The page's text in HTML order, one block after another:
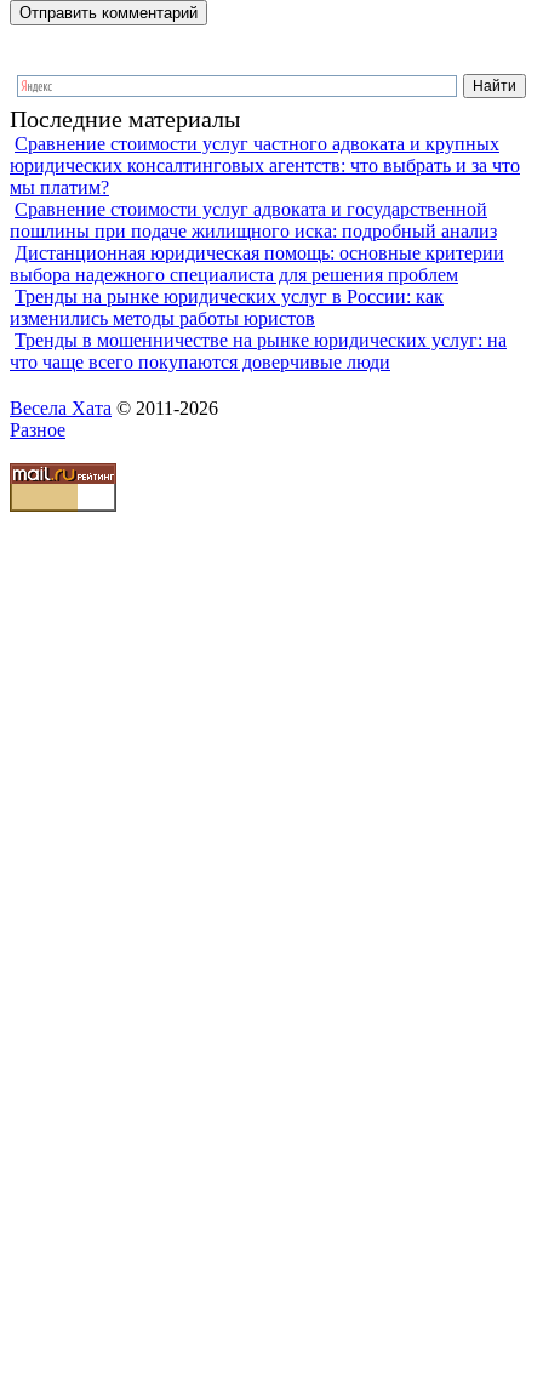
Последние материалы
Сравнение стоимости услуг частного адвоката и крупных
юридических консалтинговых агентств: что выбрать и за что
мы платим?
Сравнение стоимости услуг адвоката и государственной
пошлины при подаче жилищного иска: подробный анализ
Дистанционная юридическая помощь: основные критерии
выбора надежного специалиста для решения проблем
Тренды на рынке юридических услуг в России: как
изменились методы работы юристов
Тренды в мошенничестве на рынке юридических услуг: на
что чаще всего покупаются доверчивые люди
Весела Хата © 2011-2026
Разное